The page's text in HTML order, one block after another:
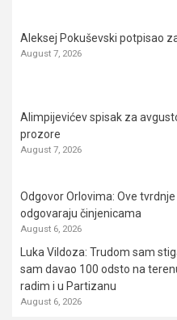
Aleksej Pokuševski potpisao
August 7, 2026
Alimpijevićev spisak za
prozore
August 7, 2026
Odgovor Orlovima: ​Ove
odgovaraju činjenicama
August 6, 2026
Luka Vildoza: Trudom sam
sam davao 100 odsto na
radim i u Partizanu
August 6, 2026